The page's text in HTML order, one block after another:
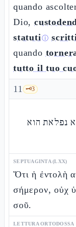
quando
Dio,
statutiⓘ
quando
tutto il tuo
11 🗝️3
נפלאת הוא
SEPTUAGINTA (LXX)
Ὅτι ἡ ἐντολὴ
σήμερον, οὐχ
σοῦ.
LETTURA ORTODOSSA